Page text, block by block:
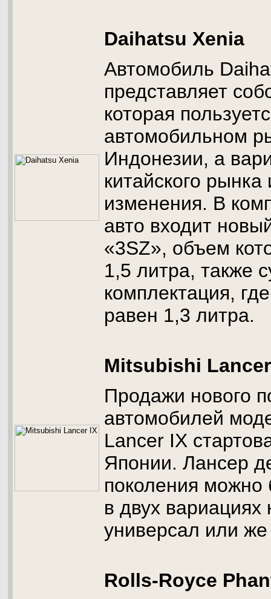
Daihatsu Xenia
Автомобиль
представляет
которая
автомобильном
Индонезии, а
китайского
изменения. В
авто входит
«3SZ», объем
1,5 литра, также
комплектация,
равен 1,3 литра.
Mitsubishi
Продажи нового
автомобилей
Lancer IX
Японии. Лансер
поколения можно
в двух
универсал или
Rolls-Royce